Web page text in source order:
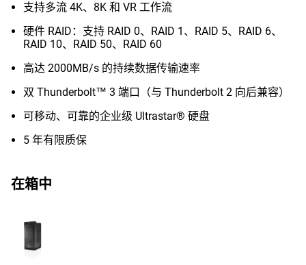
支持多流 4K、8K 和 VR 工作流
硬件 RAID：支持 RAID 0、RAID 1、RAID 5、RAID 6、
RAID 10、RAID 50、RAID 60
高达 2000MB/s 的持续数据传输速率
双 Thunderbolt™ 3 端口（与 Thunderbolt 2 向后兼容）
可移动、可靠的企业级 Ultrastar® 硬盘
5 年有限质保
在箱中